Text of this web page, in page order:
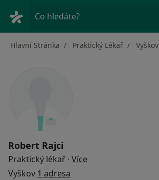
Co hledáte?
Hlavní Stránka Praktický Lékař Vyškov
Robert Rajci
Praktický lékař · Více
Vyškov 1 adresa